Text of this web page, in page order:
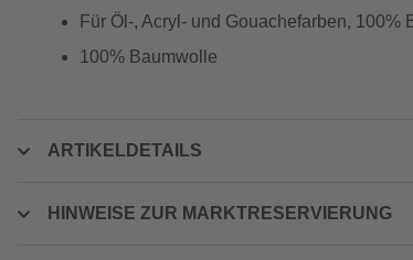
Für Öl-, Acryl- und Gouachefarben,
100% Baumwolle
ARTIKELDETAILS
HINWEISE ZUR MARKTRESERVIERUNG